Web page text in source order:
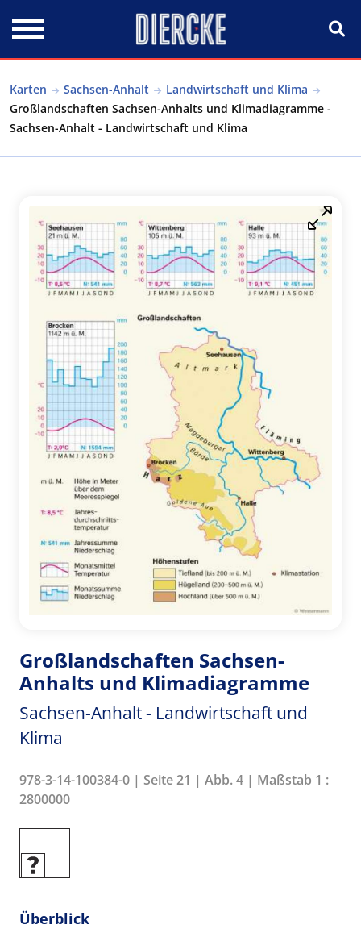
Karten Sachsen-Anhalt
Landwirtschaft und Klima
Großlandschaften Sachsen-Anhalts und Klimadiagramme -
Sachsen-Anhalt - Landwirtschaft und Klima
Großlandschaften Sachsen-
Anhalts und Klimadiagramme
Sachsen-Anhalt - Landwirtschaft und
Klima
978-3-14-100384-0 | Seite 21 | Abb. 4 | Maßstab 1 :
2800000
Überblick